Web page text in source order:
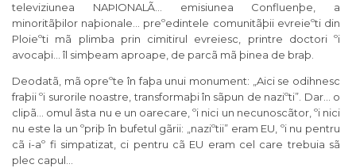
televiziunea NAÞIONALÃ… emisiunea Confluenþe, a
minoritãþilor naþionale… preºedintele comunitãþii evreieºti din
Ploieºti mã plimba prin cimitirul evreiesc, printre doctori ºi
avocaþi… îl simþeam aproape, de parcã mã þinea de braþ.
Deodatã, mã opreºte în faþa unui monument: „Aici se odihnesc
fraþii ºi surorile noastre, transformaþi în sãpun de naziºti”. Dar… o
clipã… omul ãsta nu e un oarecare, ºi nici un necunoscãtor, ºi nici
nu este la un ºpriþ în bufetul gãrii: „naziºtii” eram EU, ºi nu pentru
cã i-aº fi simpatizat, ci pentru cã EU eram cel care trebuia sã
plec capul…